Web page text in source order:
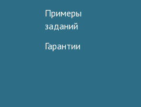
Примеры
заданий
Гарантии